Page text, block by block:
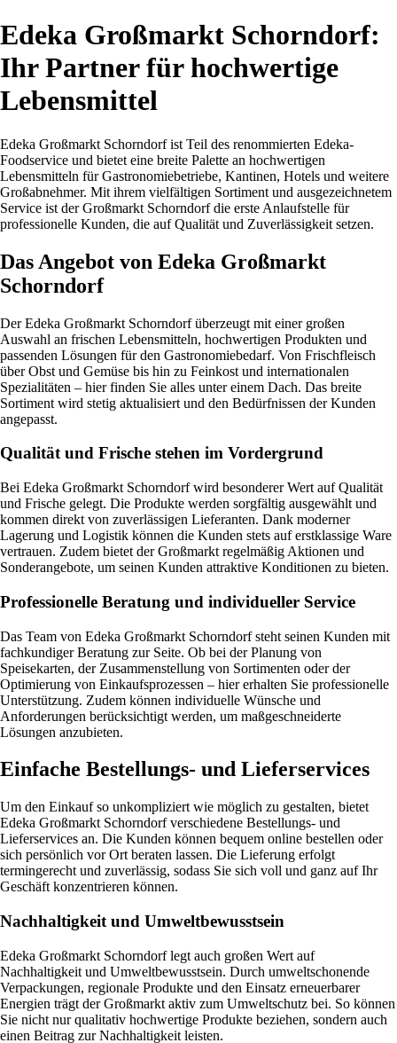
Edeka Großmarkt Schorndorf:
Ihr Partner für hochwertige
Lebensmittel
Edeka Großmarkt Schorndorf ist Teil des renommierten Edeka-
Foodservice und bietet eine breite Palette an hochwertigen
Lebensmitteln für Gastronomiebetriebe, Kantinen, Hotels und weitere
Großabnehmer. Mit ihrem vielfältigen Sortiment und ausgezeichnetem
Service ist der Großmarkt Schorndorf die erste Anlaufstelle für
professionelle Kunden, die auf Qualität und Zuverlässigkeit setzen.
Das Angebot von Edeka Großmarkt
Schorndorf
Der Edeka Großmarkt Schorndorf überzeugt mit einer großen
Auswahl an frischen Lebensmitteln, hochwertigen Produkten und
passenden Lösungen für den Gastronomiebedarf. Von Frischfleisch
über Obst und Gemüse bis hin zu Feinkost und internationalen
Spezialitäten – hier finden Sie alles unter einem Dach. Das breite
Sortiment wird stetig aktualisiert und den Bedürfnissen der Kunden
angepasst.
Qualität und Frische stehen im Vordergrund
Bei Edeka Großmarkt Schorndorf wird besonderer Wert auf Qualität
und Frische gelegt. Die Produkte werden sorgfältig ausgewählt und
kommen direkt von zuverlässigen Lieferanten. Dank moderner
Lagerung und Logistik können die Kunden stets auf erstklassige Ware
vertrauen. Zudem bietet der Großmarkt regelmäßig Aktionen und
Sonderangebote, um seinen Kunden attraktive Konditionen zu bieten.
Professionelle Beratung und individueller Service
Das Team von Edeka Großmarkt Schorndorf steht seinen Kunden mit
fachkundiger Beratung zur Seite. Ob bei der Planung von
Speisekarten, der Zusammenstellung von Sortimenten oder der
Optimierung von Einkaufsprozessen – hier erhalten Sie professionelle
Unterstützung. Zudem können individuelle Wünsche und
Anforderungen berücksichtigt werden, um maßgeschneiderte
Lösungen anzubieten.
Einfache Bestellungs- und Lieferservices
Um den Einkauf so unkompliziert wie möglich zu gestalten, bietet
Edeka Großmarkt Schorndorf verschiedene Bestellungs- und
Lieferservices an. Die Kunden können bequem online bestellen oder
sich persönlich vor Ort beraten lassen. Die Lieferung erfolgt
termingerecht und zuverlässig, sodass Sie sich voll und ganz auf Ihr
Geschäft konzentrieren können.
Nachhaltigkeit und Umweltbewusstsein
Edeka Großmarkt Schorndorf legt auch großen Wert auf
Nachhaltigkeit und Umweltbewusstsein. Durch umweltschonende
Verpackungen, regionale Produkte und den Einsatz erneuerbarer
Energien trägt der Großmarkt aktiv zum Umweltschutz bei. So können
Sie nicht nur qualitativ hochwertige Produkte beziehen, sondern auch
einen Beitrag zur Nachhaltigkeit leisten.